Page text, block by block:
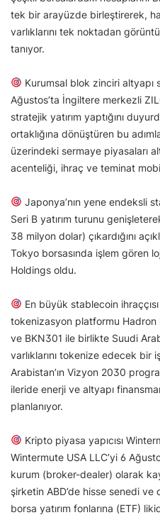
tek bir arayüzde birleştirerek,
varlıklarını tek noktadan
tanıyor.
Kurumsal blok zinciri altyapı
Ağustos’ta İngiltere merkezli
stratejik yatırım yaptığını
ortaklığına dönüştüren bu
üzerindeki sermaye piyasaları
acenteliği, ihraç ve teminat
Japonya’nın yene endeksli
Seri B yatırım turunu
38 milyon dolar) çıkardığını
Tokyo borsasında işlem gören
Holdings oldu.
En büyük stablecoin
tokenizasyon platformu Hadron
ve BKN301 ile birlikte Suudi
varlıklarını tokenize edecek bir
Arabistan’ın Vizyon 2030
ileride enerji ve altyapı
planlanıyor.
Kripto piyasa yapıcısı
Wintermute USA LLC’yi 6
kurum (broker-dealer) olarak
şirketin ABD’de hisse senedi ve
borsa yatırım fonlarına (ETF)